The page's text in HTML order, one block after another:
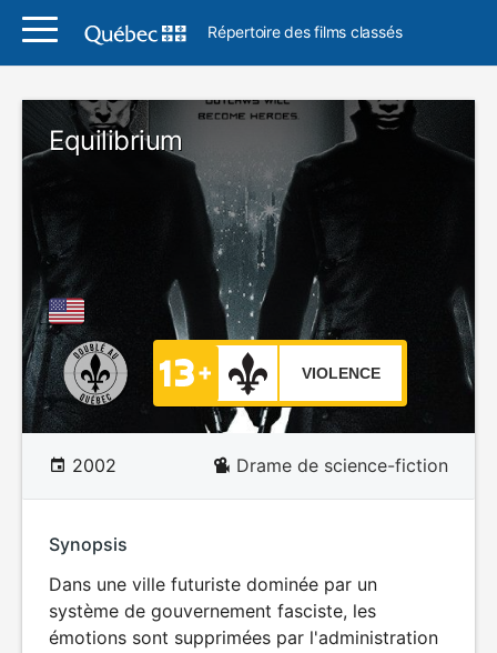
Répertoire des films classés
Equilibrium
VIOLENCE
2002 Drame de science-fiction
Synopsis
Dans une ville futuriste dominée par un
système de gouvernement fasciste, les
émotions sont supprimées par l'administration